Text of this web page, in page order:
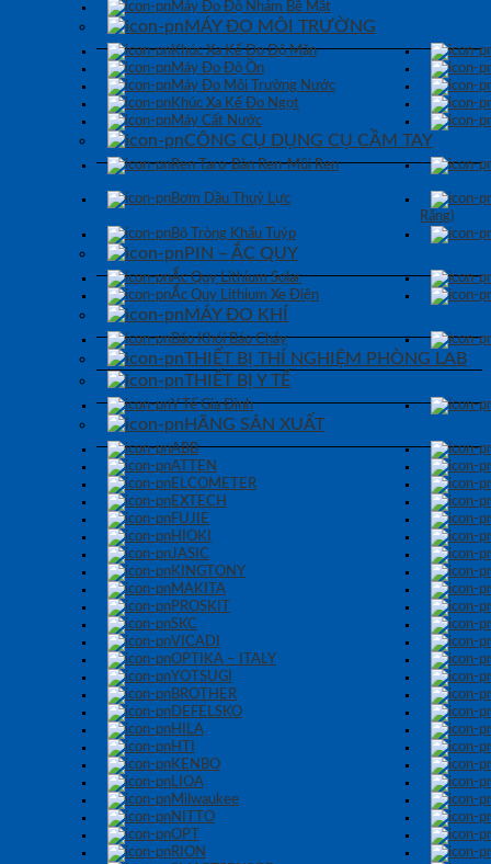
Máy Đo Độ Nhám Bề Mặt
MÁY ĐO MÔI TRƯỜNG
Khúc Xạ Kế Đo Độ Mặn
Máy Đo Độ Ồn
Máy Đo Môi Trường Nước
Khúc Xạ Kế Đo Ngọt
Máy Cất Nước
CÔNG CỤ DỤNG CỤ CẦM TAY
Ren Taro-Bàn Ren-Mũi Ren
Bơm Dầu Thuỷ Lực
Răng)
Bộ Tròng Khẩu Tuýp
PIN – ẮC QUY
Ắc Quy Lithium Solar
Ắc Quy Lithium Xe Điện
MÁY ĐO KHÍ
Báo Khói Báo Cháy
THIẾT BỊ THÍ NGHIỆM PHÒNG LAB
THIẾT BỊ Y TẾ
Y Tế Gia Đình
HÃNG SẢN XUẤT
ABB
ATTEN
ELCOMETER
EXTECH
FUJIE
HIOKI
JASIC
KINGTONY
MAKITA
PROSKIT
SKC
VICADI
OPTIKA – ITALY
YOTSUGI
BROTHER
DEFELSKO
HILA
HTI
KENBO
LIOA
Milwaukee
NITTO
OPT
RION